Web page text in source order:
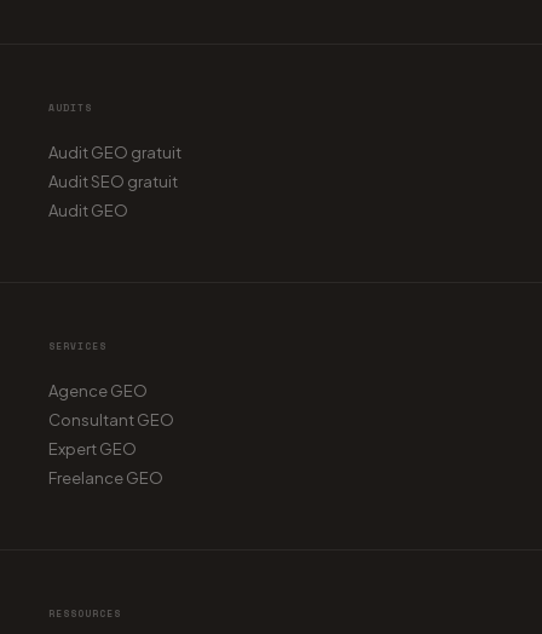
AUDITS
Audit GEO gratuit
Audit SEO gratuit
Audit GEO
SERVICES
Agence GEO
Consultant GEO
Expert GEO
Freelance GEO
RESSOURCES